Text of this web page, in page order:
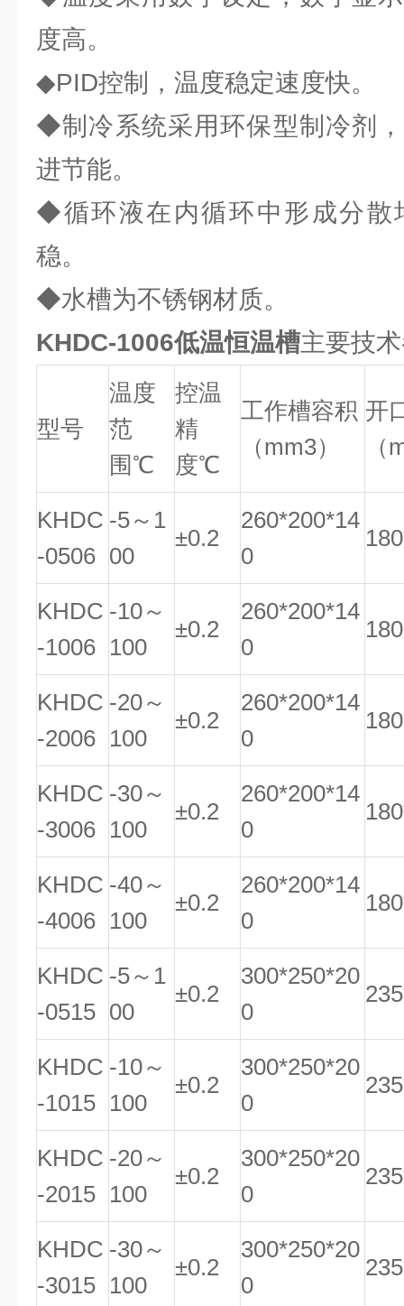
度高。
◆PID控制，温度稳定速度快。
◆制冷系统采用环保型制冷剂
进节能。
◆循环液在内循环中形成分散
稳。
◆水槽为不锈钢材质。
KHDC-1006低温恒温槽主要技
型号
温度
范
围℃
控温
精
度℃
工作槽容积
（mm3）
开
KHDC
-0506
-5～1
00
±0.2
260*200*14
0
KHDC
-1006
-10～
100
±0.2
260*200*14
0
KHDC
-2006
-20～
100
±0.2
260*200*14
0
KHDC
-3006
-30～
100
±0.2
260*200*14
0
KHDC
-4006
-40～
100
±0.2
260*200*14
0
KHDC
-0515
-5～1
00
±0.2
300*250*20
0
KHDC
-1015
-10～
100
±0.2
300*250*20
0
KHDC
-2015
-20～
100
±0.2
300*250*20
0
KHDC
-3015
-30～
100
±0.2
300*250*20
0